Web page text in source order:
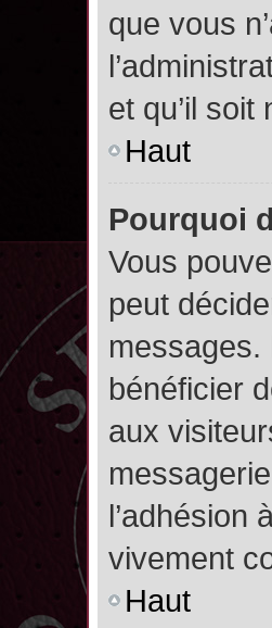
que vous
et qu’il
Haut
Pourquoi
Vous
peut
messages.
bénéficier
aux
l’adhésion
vivement
Haut